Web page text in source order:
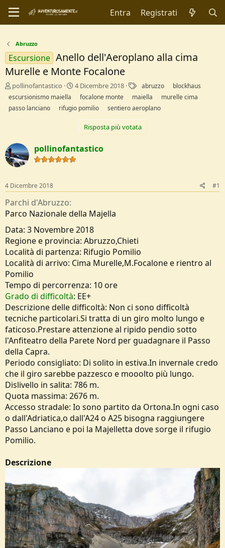
Entra Registrati
Abruzzo
Escursione Anello dell'Aeroplano alla cima
Murelle e Monte Focalone
C
r
a
e
D
i
c
u
s
s
o
n
e
pollinofantastico
D
a
n
i
4 Dicembre 2018
a
abruzzo
blockhaus
escursionismo maiella
focalone monte maiella
murelle cima
passo lanciano
rifugio pomilio sentiero aeroplano
Risposta più votata
pollinofantastico
4 Dicembre 2018 #1
Parchi d'Abruzzo
Parco Nazionale della Majella
Data: 3 Novembre 2018
Regione e provincia: Abruzzo,Chieti
Località di partenza: Rifugio Pomilio
Località di arrivo: Cima Murelle,M.Focalone e rientro al
Pomilio
Tempo di percorrenza: 10 ore
Grado di difficoltà: EE+
Descrizione delle difficoltà: Non ci sono difficoltà
tecniche particolari.Si tratta di un giro molto lungo e
faticoso.Prestare attenzione al ripido pendio sotto
l'Anfiteatro della Parete Nord per guadagnare il Passo
della Capra.
Periodo consigliato: Di solito in estiva.In invernale credo
che il giro sarebbe pazzesco e mooolto più lungo.
Dislivello in salita: 786 m.
Quota massima: 2676 m.
Accesso stradale: Io sono partito da Ortona.In ogni caso
o dall'Adriatica,o dall'A24 o A25 bisogna raggiungere
Passo Lanciano e poi la Majelletta dove sorge il rifugio
Pomilio.
Descrizione